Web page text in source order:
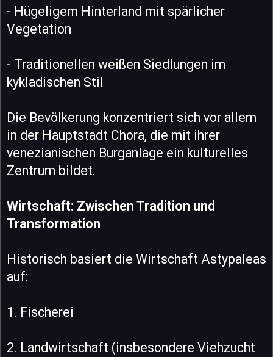
- Hügeligem Hinterland mit spärlicher
Vegetation
- Traditionellen weißen Siedlungen im
kykladischen Stil
Die Bevölkerung konzentriert sich vor allem
in der Hauptstadt Chora, die mit ihrer
venezianischen Burganlage ein kulturelles
Zentrum bildet.
Wirtschaft: Zwischen Tradition und
Transformation
Historisch basiert die Wirtschaft Astypaleas
auf:
1. Fischerei
2. Landwirtschaft (insbesondere Viehzucht